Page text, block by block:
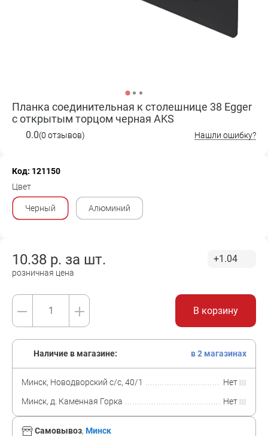
Планка соединительная к столешнице 38 Egger
с открытым торцом черная AKS
0.0(0 отзывов) Нашли ошибку?
Код: 121150
Цвет
Черный Алюминий
10.38 р. за шт.
розничная цена
+1.04
В корзину
Самовывоз, Минск
Наличие в магазине: в 2 магазинах
Минск, Новодворский с/с, 40/1
Нет
Минск, д. Каменная Горка
Нет